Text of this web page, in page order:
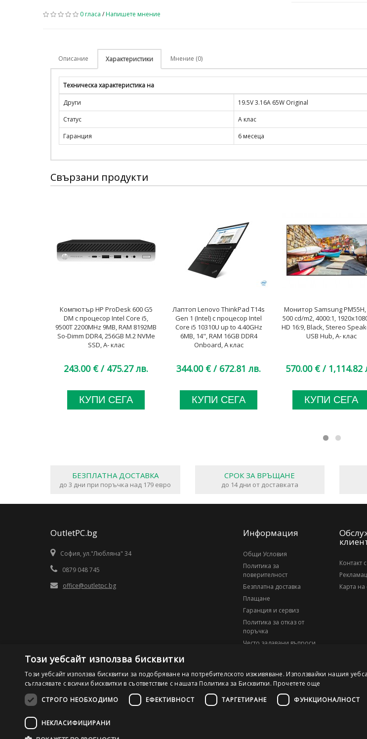
0 гласа /Напишете мнение
Описание Характеристики Мнение (0)
Техническа характеристика на
Други
19.5V 3.16A 65W Original
Статус
А клас
Гаранция
6 месеца
Свързани продукти
Компютър HP ProDesk 600 G5
DM с процесор Intel Core i5,
9500T 2200MHz 9MB, RAM 8192MB
So-Dimm DDR4, 256GB M.2 NVMe
SSD, A- клас
243.00 € / 475.27 лв.
КУПИ СЕГА
Лаптоп Lenovo ThinkPad T14s
Gen 1 (Intel) с процесор Intel
Core i5 10310U up to 4.40GHz
6MB, 14", RAM 16GB DDR4
Onboard, A клас
344.00 € / 672.81 лв.
КУПИ СЕГА
Монитор Samsung PM55H,
500 cd/m2, 4000:1,
HD 16:9, Black, Stereo
USB Hub, A- клас
570.00 €/ 1,114.82
КУПИ СЕГА
БЕЗПЛАТНА ДОСТАВКА
до 3 дни при поръчка над 179 евро
СРОК ЗА ВРЪЩАНЕ
до 14 дни от доставката
OutletPC.bg
София, ул."Любляна" 34
0879 048 745
office@outletpc.bg
Информация
Общи Условия
Политика за
поверителност
Безплатна доставка
Плащане
Гаранция и сервиз
Политика за отказ от
поръчка
Често задавани въпроси
Контакт
Карта на
©2026 OutletPC.bg, Всички права запазени! Ди Ес Ай ООД, ЕИК 203010795
Този уебсайт използва бисквитки
Този уебсайт използва бисквитки за подобряване на потребителското изживяване. Използвайки нашия
съгласявате с всички бисквитки в съответствие с нашата Политика за Бисквитки. Прочетете още
СТРОГО НЕОБХОДИМО
ЕФЕКТИВНОСТ ТАРГЕТИРАНЕ ФУНКЦИОНАЛНОСТ
НЕКЛАСИФИЦИРАНИ